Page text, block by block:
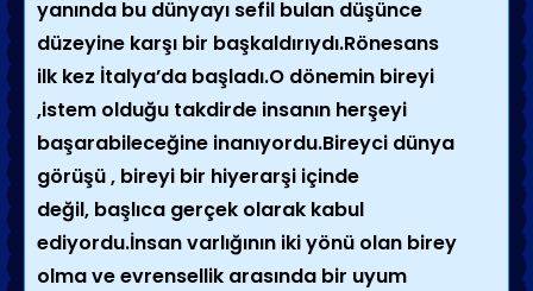
yanında bu dünyayı sefil bulan düşünce
düzeyine karşı bir başkaldırıydı.Rönesans
ilk kez İtalya’da başladı.O dönemin bireyi
,istem olduğu takdirde insanın herşeyi
başarabileceğine inanıyordu.Bireyci dünya
görüşü , bireyi bir hiyerarşi içinde
değil, başlıca gerçek olarak kabul
ediyordu.İnsan varlığının iki yönü olan birey
olma ve evrensellik arasında bir uyum